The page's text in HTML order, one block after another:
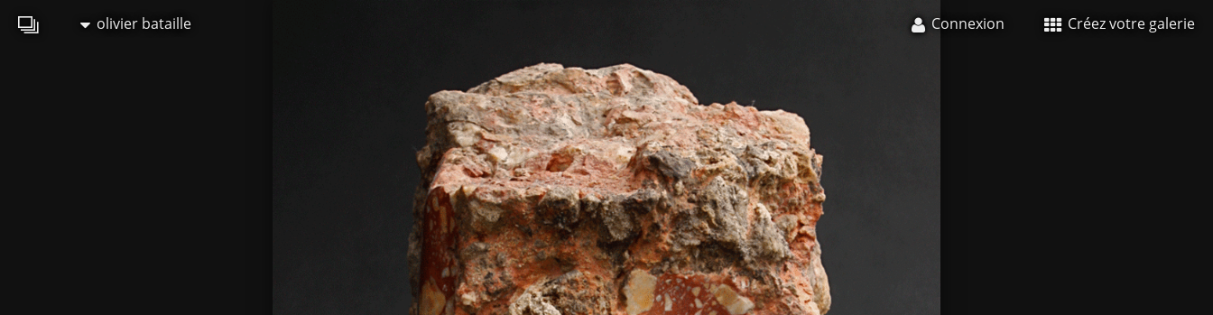
olivier bataille Connexion Créez votre galerie